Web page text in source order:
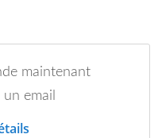
maintenant
email